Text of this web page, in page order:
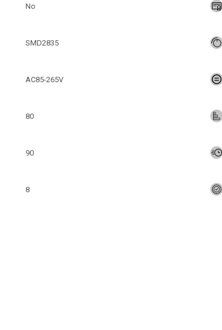
No
SMD2835
AC85-265V
80
90
8